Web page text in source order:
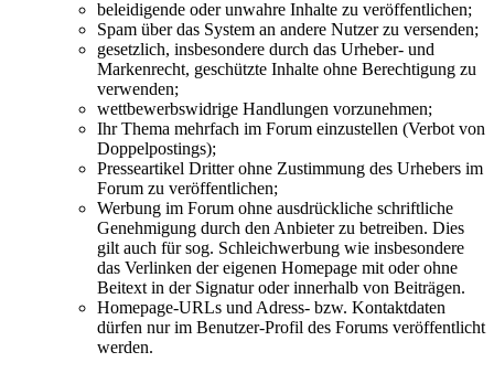
beleidigende oder unwahre Inhalte zu veröffentlichen;
Spam über das System an andere Nutzer zu versenden;
gesetzlich, insbesondere durch das Urheber- und
Markenrecht, geschützte Inhalte ohne Berechtigung zu
verwenden;
wettbewerbswidrige Handlungen vorzunehmen;
Ihr Thema mehrfach im Forum einzustellen (Verbot von
Doppelpostings);
Presseartikel Dritter ohne Zustimmung des Urhebers im
Forum zu veröffentlichen;
Werbung im Forum ohne ausdrückliche schriftliche
Genehmigung durch den Anbieter zu betreiben. Dies
gilt auch für sog. Schleichwerbung wie insbesondere
das Verlinken der eigenen Homepage mit oder ohne
Beitext in der Signatur oder innerhalb von Beiträgen.
Homepage-URLs und Adress- bzw. Kontaktdaten
dürfen nur im Benutzer-Profil des Forums veröffentlicht
werden.